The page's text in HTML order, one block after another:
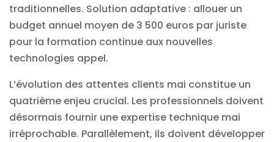
traditionnelles. Solution adaptative : allouer un
budget annuel moyen de 3 500 euros par juriste
pour la formation continue aux nouvelles
technologies appel.
L’évolution des attentes clients mai constitue un
quatrième enjeu crucial. Les professionnels doivent
désormais fournir une expertise technique mai
irréprochable. Parallèlement, ils doivent développer